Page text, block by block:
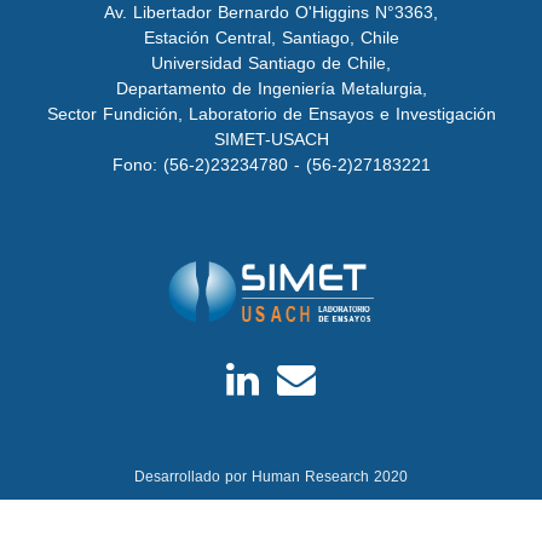
Av. Libertador Bernardo O'Higgins N°3363,
Estación Central, Santiago, Chile
Universidad Santiago de Chile,
Departamento de Ingeniería Metalurgia,
Sector Fundición, Laboratorio de Ensayos e Investigación
SIMET-USACH
Fono: (56-2)23234780 - (56-2)27183221
Desarrollado por Human Research 2020